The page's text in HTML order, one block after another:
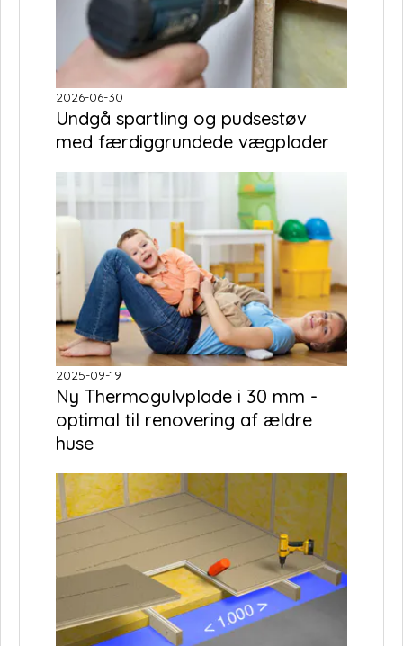
2026-06-30
Undgå spartling og pudsestøv
med færdiggrundede vægplader
2025-09-19
Ny Thermogulvplade i 30 mm -
optimal til renovering af ældre
huse